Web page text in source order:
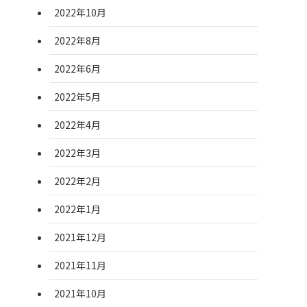
2022年10月
2022年8月
2022年6月
2022年5月
2022年4月
2022年3月
2022年2月
2022年1月
2021年12月
2021年11月
2021年10月